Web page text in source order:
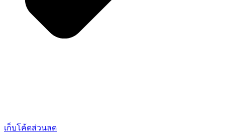
เก็บโค้ดส่วนลด